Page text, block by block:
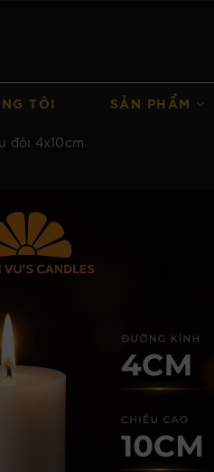
TÔI SẢN PHẨM
đôi 4x10cm